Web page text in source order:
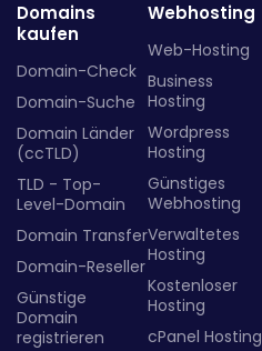
Domains
kaufen
Domain-Check
Domain-Suche
Domain Länder
(ccTLD)
TLD - Top-
Level-Domain
Domain Transfer
Domain-Reseller
Günstige
Domain
registrieren
Webhosting
Web-Hosting
Business
Hosting
Wordpress
Hosting
Günstiges
Webhosting
Verwaltetes
Hosting
Kostenloser
Hosting
cPanel Hosting